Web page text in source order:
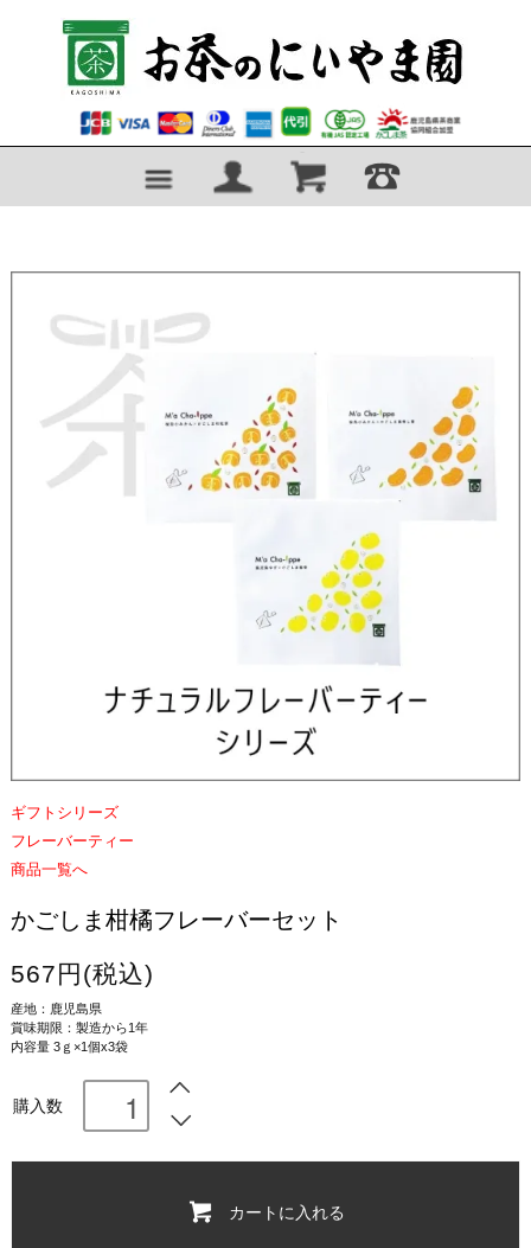
ギフトシリーズ
フレーバーティー
商品一覧へ
かごしま柑橘フレーバーセット
567円(税込)
産地：鹿児島県
賞味期限：製造から1年
内容量 3ｇ×1個x3袋
購入数
カートに入れる